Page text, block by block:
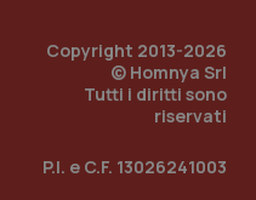
Copyright 2013-2026
© Homnya Srl
Tutti i diritti sono
riservati
P.I. e C.F. 13026241003